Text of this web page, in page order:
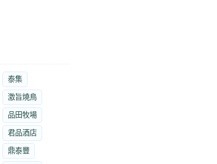
泰集
激旨燒鳥
品田牧場
君品酒店
鼎泰豐